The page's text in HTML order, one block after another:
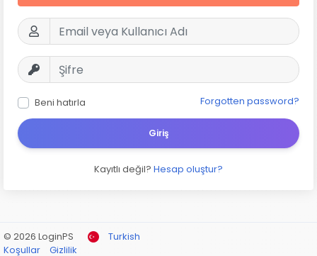
Beni hatırla Forgotten password?
Giriş
Kayıtlı değil? Hesap oluştur?
© 2026 LoginPS
Turkish
Koşullar
Gizlilik